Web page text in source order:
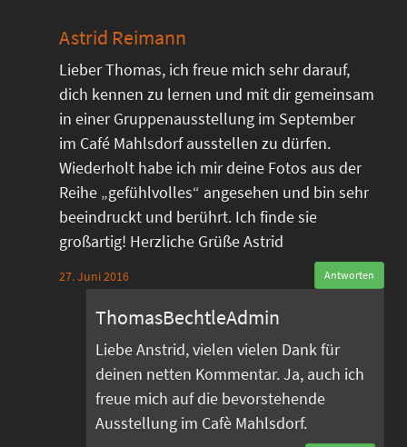
Astrid Reimann
Lieber Thomas, ich freue mich sehr darauf,
dich kennen zu lernen und mit dir gemeinsam
in einer Gruppenausstellung im September
im Café Mahlsdorf ausstellen zu dürfen.
Wiederholt habe ich mir deine Fotos aus der
Reihe „gefühlvolles“ angesehen und bin sehr
beeindruckt und berührt. Ich finde sie
großartig! Herzliche Grüße Astrid
27. Juni 2016 Antworten
ThomasBechtleAdmin
Liebe Anstrid, vielen vielen Dank für
deinen netten Kommentar. Ja, auch ich
freue mich auf die bevorstehende
Ausstellung im Cafè Mahlsdorf.